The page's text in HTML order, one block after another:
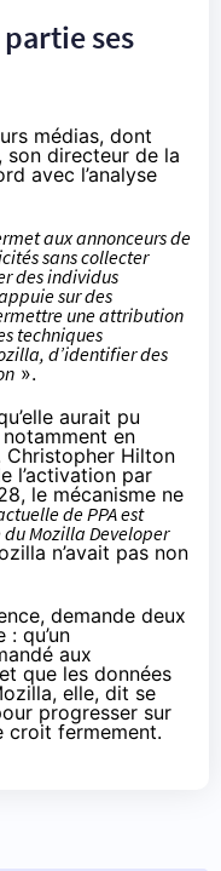
ses
médias, dont
son directeur de la
avec l’analyse
aux annonceurs de
sans collecter
des individus
sur des
une attribution
techniques
d’identifier des
».
aurait pu
en
Christopher Hilton
l’activation par
le mécanisme ne
de PPA est
Mozilla Developer
n’avait pas non
demande deux
qu’un
aux
que les données
elle, dit se
progresser sur
croit fermement.